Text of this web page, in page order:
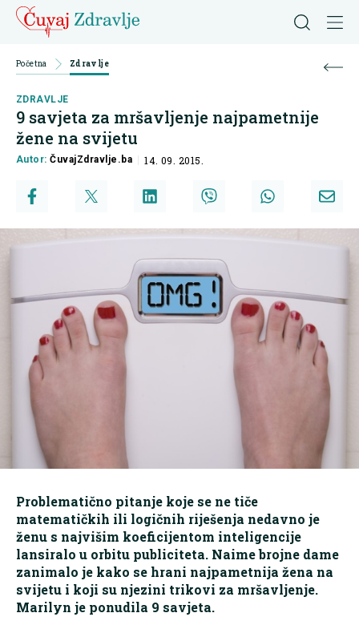
Početna Zdravlje
ZDRAVLJE
9 savjeta za mršavljenje najpametnije
žene na svijetu
Autor:ČuvajZdravlje.ba 14. 09. 2015.
Problematično pitanje koje se ne tiče
matematičkih ili logičnih riješenja nedavno je
ženu s najvišim koeficijentom inteligencije
lansiralo u orbitu publiciteta. Naime brojne dame
zanimalo je kako se hrani najpametnija žena na
svijetu i koji su njezini trikovi za mršavljenje.
Marilyn je ponudila 9 savjeta.